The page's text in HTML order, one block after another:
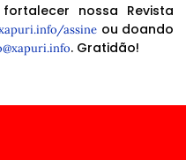
nossa Revista
assine ou doando
. Gratidão!